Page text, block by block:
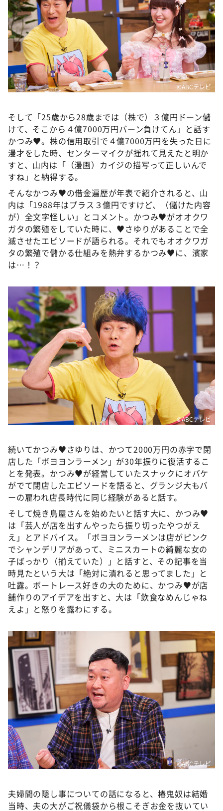
©️ABCテレビ
そして「25歳から28歳までは（株で）３億円ドーン儲
けて、そこから４億7000万円バーン負けてん」と話す
かつみ♥。株の信用取引で４億7000万円を失った日に
漫才をした時、センターマイクが揺れて見えたと明か
すと、山内は「（漫画）カイジの描写って正しいんで
すね」と納得する。
そんなかつみ♥の借金遍歴が年表で紹介されると、山
内は「1988年はプラス３億円ですけど、（儲けた内容
が）全文字怪しい」とコメント。かつみ♥がオオクワ
ガタの繁殖をしていた時に、♥さゆりがあることで全
滅させたエピソードが語られる。それでもオオクワガ
タの繁殖で儲かる仕組みを熱弁するかつみ♥に、濱家
は…！？
©️ABCテレビ
続いてかつみ♥さゆりは、かつて2000万円の赤字で閉
店した「ボヨヨンラーメン」が30年振りに復活するこ
とを発表。かつみ♥が経営していたスナックにオバケ
がでて閉店したエピソードを語ると、グランジ大もバ
ーの雇われ店長時代に同じ経験があると話す。
そして焼き鳥屋さんを始めたいと話す大に、かつみ♥
は「芸人が店を出すんやったら振り切ったやつがえ
え」とアドバイス。「ボヨヨンラーメンは店がピンク
でシャンデリアがあって、ミニスカートの綺麗な女の
子ばっかり（揃えていた）」と話すと、その記事を当
時見たという大は「絶対に潰れると思ってました」と
吐露。ボートレース好きの大のために、かつみ♥が店
舗作りのアイデアを出すと、大は「飲食なめんじゃね
えよ」と怒りを露わにする。
©️ABCテレビ
夫婦間の隠し事についての話になると、椿鬼奴は結婚
当時、夫の大がご祝儀袋から根こそぎお金を抜いてい